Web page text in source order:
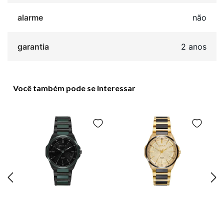
alarme não
garantia 2 anos
Você também pode se interessar